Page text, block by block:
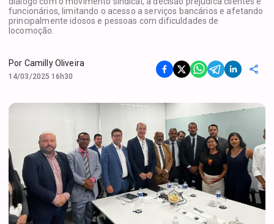
funcionários, limitando o acesso a serviços bancários e afetando
principalmente idosos e pessoas com dificuldades de
locomoção.
Por Camilly Oliveira
14/03/2025 16h30